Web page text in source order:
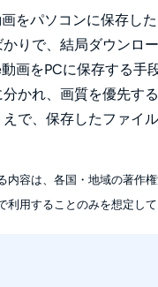
画をパソコンに保存し
りで、結局ダウンロ
動画をPCに保存する
かれ、画質を優先す
で、保存したファイ
内容は、各国・地域の著作
利用することのみを想定して